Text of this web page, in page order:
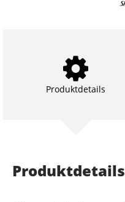
Produktdetails
Produktdetails